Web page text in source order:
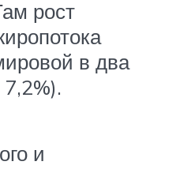
рост
в два
и